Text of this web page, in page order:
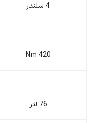
4 سلندر
420 Nm
76 لتر